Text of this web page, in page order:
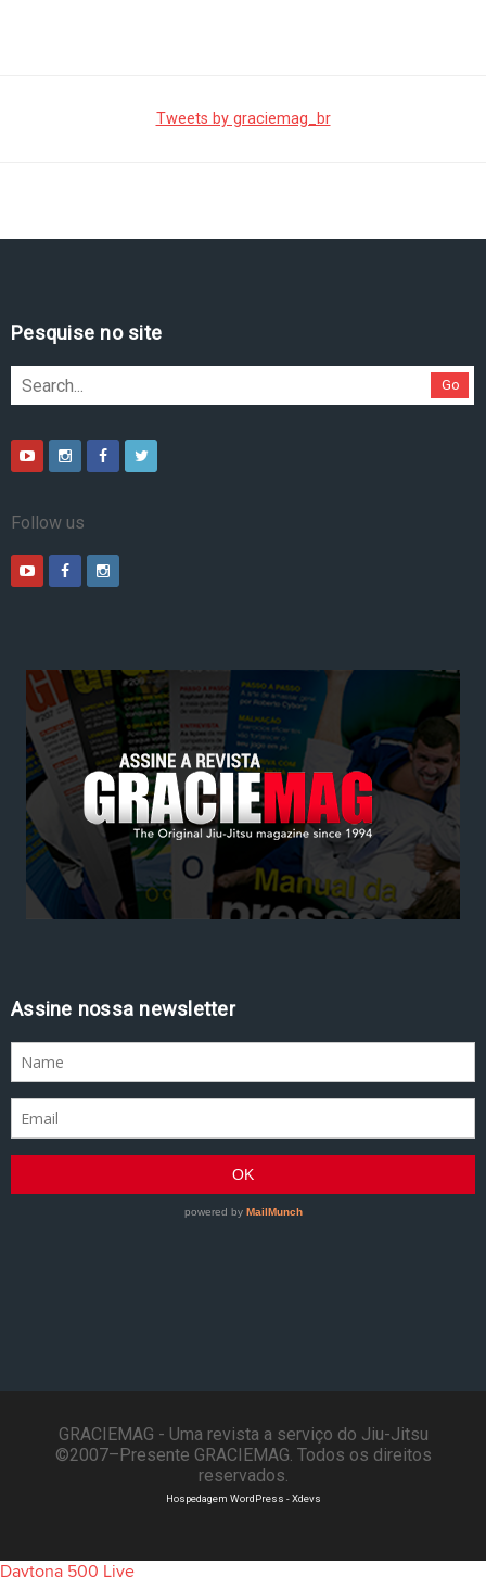
Tweets by graciemag_br
Pesquise no site
Go
Follow us
Assine nossa newsletter
GRACIEMAG - Uma revista a serviço do Jiu-Jitsu
©2007–Presente GRACIEMAG. Todos os direitos
reservados.
Hospedagem WordPress - Xdevs
Daytona 500 Live